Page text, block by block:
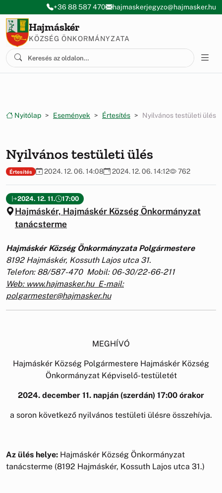
Ugrás a menüre
Ugrás a tartalomra
+36 88 587 470 hajmaskerjegyzo@hajmasker.hu
Hajmáskér
KÖZSÉG ÖNKORMÁNYZATA
Nyitólap Események Értesítés Nyilvános testületi ülés
Nyilvános testületi ülés
Értesítés 2024. 12. 06. 14:08 2024. 12. 06. 14:12 762
2024. 12. 11. 17:00
Hajmáskér, Hajmáskér Község Önkormányzat
tanácsterme
Hajmáskér Község Önkormányzata Polgármestere
8192 Hajmáskér, Kossuth Lajos utca 31.
Telefon: 88/587-470 Mobil: 06-30/22-66-211
Web: www.hajmasker.hu E-mail:
polgarmester@hajmasker.hu
MEGHÍVÓ
Hajmáskér Község Polgármestere Hajmáskér Község
Önkormányzat Képviselő-testületét
2024. december 11. napján (szerdán) 17:00 órakor
a soron következő nyilvános testületi ülésre összehívja.
Az ülés helye: Hajmáskér Község Önkormányzat
tanácsterme (8192 Hajmáskér, Kossuth Lajos utca 31.)